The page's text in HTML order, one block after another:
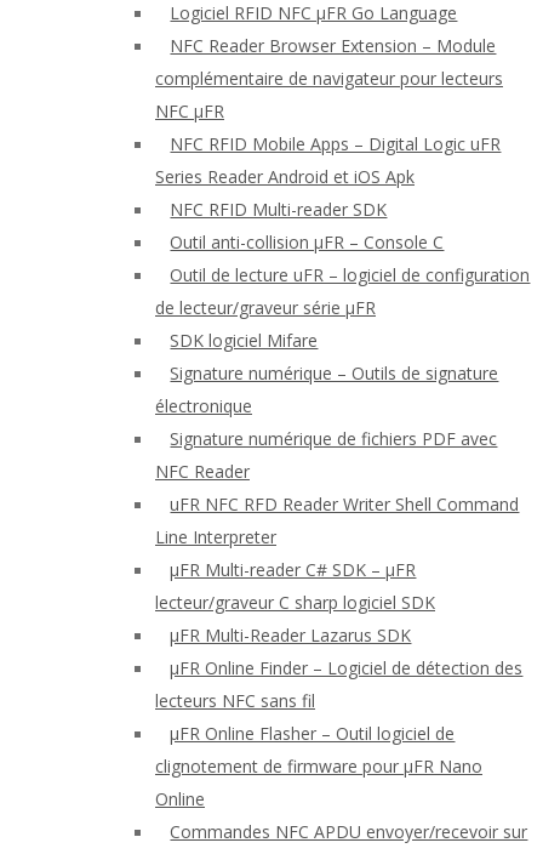
Logiciel RFID NFC μFR Go Language
NFC Reader Browser Extension – Module
complémentaire de navigateur pour lecteurs
NFC μFR
NFC RFID Mobile Apps – Digital Logic uFR
Series Reader Android et iOS Apk
NFC RFID Multi-reader SDK
Outil anti-collision μFR – Console C
Outil de lecture uFR – logiciel de configuration
de lecteur/graveur série μFR
SDK logiciel Mifare
Signature numérique – Outils de signature
électronique
Signature numérique de fichiers PDF avec
NFC Reader
uFR NFC RFD Reader Writer Shell Command
Line Interpreter
μFR Multi-reader C# SDK – μFR
lecteur/graveur C sharp logiciel SDK
μFR Multi-Reader Lazarus SDK
μFR Online Finder – Logiciel de détection des
lecteurs NFC sans fil
μFR Online Flasher – Outil logiciel de
clignotement de firmware pour μFR Nano
Online
Commandes NFC APDU envoyer/recevoir sur